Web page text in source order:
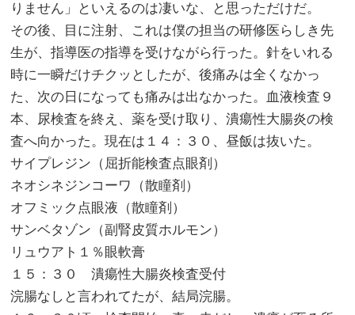
りません」といえるのは凄いな、と思っただけだ。
その後、目に注射、これは僕の担当の研修医らしき先
生が、指導医の指導を受けながら行った。針をいれる
時に一瞬だけチクッとしたが、後痛みは全くなかっ
た、次の日になっても痛みは出なかった。血液検査９
本、尿検査を終え、薬を受け取り、潰瘍性大腸炎の検
査へ向かった。現在は１４：３０、昼飯は抜いた。
サイプレジン（屈折能検査点眼剤）
ネオシネジンコーワ（散瞳剤）
オフミック点眼液（散瞳剤）
サンベタゾン（副腎皮質ホルモン）
リュウアト１％眼軟膏
１５：３０ 潰瘍性大腸炎検査受付
浣腸なしと言われてたが、結局浣腸。